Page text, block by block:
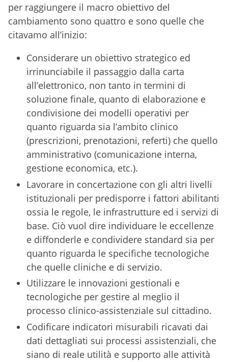
per raggiungere il macro obiettivo del
cambiamento sono quattro e sono quelle che
citavamo all’inizio:
Considerare un obiettivo strategico ed
irrinunciabile il passaggio dalla carta
all’elettronico, non tanto in termini di
soluzione finale, quanto di elaborazione e
condivisione dei modelli operativi per
quanto riguarda sia l’ambito clinico
(prescrizioni, prenotazioni, referti) che quello
amministrativo (comunicazione interna,
gestione economica, etc.).
Lavorare in concertazione con gli altri livelli
istituzionali per predisporre i fattori abilitanti
ossia le regole, le infrastrutture ed i servizi di
base. Ciò vuol dire individuare le eccellenze
e diffonderle e condividere standard sia per
quanto riguarda le specifiche tecnologiche
che quelle cliniche e di servizio.
Utilizzare le innovazioni gestionali e
tecnologiche per gestire al meglio il
processo clinico-assistenziale sul cittadino.
Codificare indicatori misurabili ricavati dai
dati dettagliati sui processi assistenziali, che
siano di reale utilità e supporto alle attività